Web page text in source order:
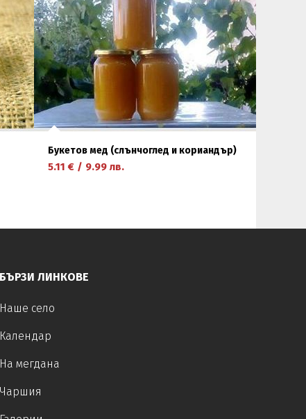
Букетов мед (слънчоглед и кориандър)
5.11 € / 9.99 лв.
БЪРЗИ ЛИНКОВЕ
Наше село
Календар
На мегдана
Чаршия